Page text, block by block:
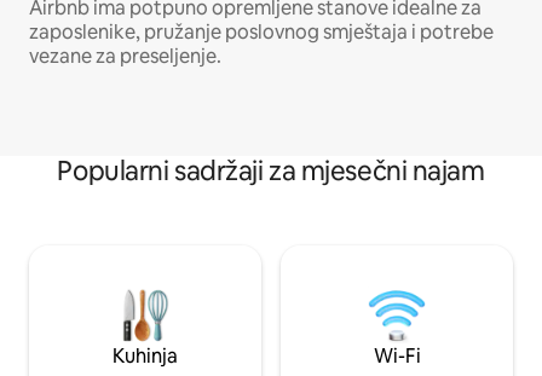
Airbnb ima potpuno opremljene stanove idealne za
zaposlenike, pružanje poslovnog smještaja i potrebe
vezane za preseljenje.
Popularni sadržaji za mjesečni najam
Kuhinja Wi-Fi